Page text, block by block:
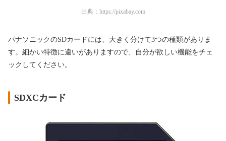
出典： https://pixabay.com
パナソニックのSDカードには、大きく分けて3つの種類がありま
す。細かい特徴に違いがありますので、自分が欲しい機能をチェ
ックしてください。
SDXCカード